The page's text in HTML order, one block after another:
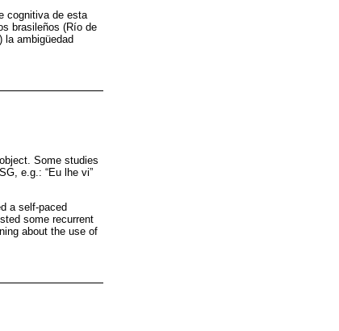
cognitiva de esta
brasileños (Río de
la ambigüedad
Some studies
e.g.: “Eu lhe vi”
a self-paced
some recurrent
about the use of